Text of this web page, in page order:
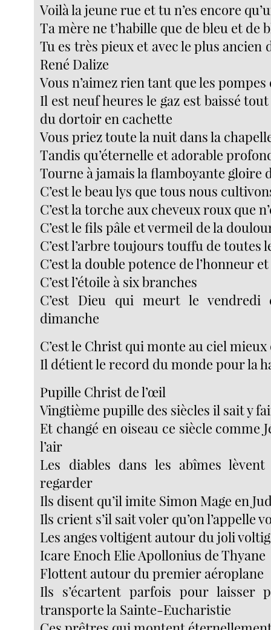
Voilà la jeune rue et tu n’es encore
Ta mère ne t’habille que de bleu et de
Tu es très pieux et avec le plus ancien
René Dalize
Vous n’aimez rien tant que les pompes
Il est neuf heures le gaz est baissé
du dortoir en cachette
Vous priez toute la nuit dans la
Tandis qu’éternelle et adorable
Tourne à jamais la flamboyante gloire
C’est le beau lys que tous nous
C’est la torche aux cheveux roux que
C’est le fils pâle et vermeil de la
C’est l’arbre toujours touffu de toutes
C’est la double potence de l’honneur
C’est l’étoile à six branches
C’est Dieu qui meurt le vendredi
dimanche
C’est le Christ qui monte au ciel
Il détient le record du monde pour la
Pupille Christ de l’œil
Vingtième pupille des siècles il sait y
Et changé en oiseau ce siècle comme
l’air
Les diables dans les abîmes
regarder
Ils disent qu’il imite Simon Mage en
Ils crient s’il sait voler qu’on l’appelle
Les anges voltigent autour du joli
Icare Enoch Elie Apollonius de Thyane
Flottent autour du premier aéroplane
Ils s’écartent parfois pour laisser
transporte la Sainte-Eucharistie